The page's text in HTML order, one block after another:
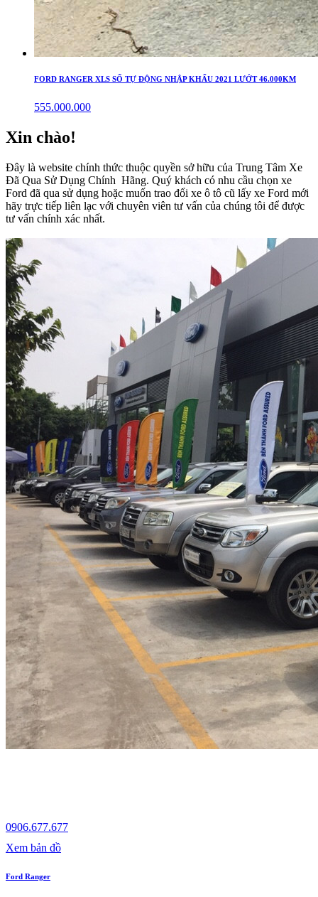
FORD RANGER XLS SỐ TỰ ĐỘNG NHẬP KHẨU 2021 LƯỚT 46.000KM
555.000.000
Xin chào!
Đây là website chính thức thuộc quyền sở hữu của Trung Tâm Xe
Đã Qua Sử Dụng Chính Hãng. Quý khách có nhu cầu chọn xe
Ford đã qua sử dụng hoặc muốn trao đổi xe ô tô cũ lấy xe Ford mới
hãy trực tiếp liên lạc với chuyên viên tư vấn của chúng tôi để được
tư vấn chính xác nhất.
0906.677.677
Xem bản đồ
Ford Ranger